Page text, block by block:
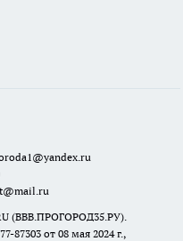
(ВВВ.ПРОГОРОД35.РУ).
от 08 мая 2024 г.,